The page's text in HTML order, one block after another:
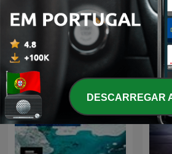
Espacio en blanco
DESCARREGAR